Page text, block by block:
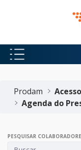
Pular para o
Prodam
Agenda do
PESQUISAR